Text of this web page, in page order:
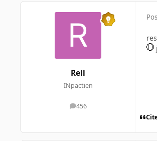
Rell
INpactien
456
messages